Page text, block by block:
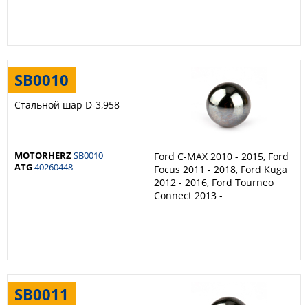
SB0010
Стальной шар D-3,958
MOTORHERZSB0010
ATG40260448
Ford C-MAX 2010 - 2015, Ford
Focus 2011 - 2018, Ford Kuga
2012 - 2016, Ford Tourneo
Connect 2013 -
SB0011